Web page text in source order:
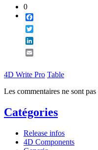
0
4D Write Pro Table
Les commentaires ne sont
Catégories
Release infos
4D Components